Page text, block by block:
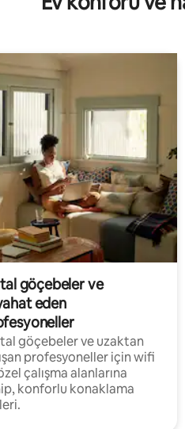
göçebeler ve
eden
göçebeler ve uzaktan
profesyoneller için wifi
çalışma alanlarına
konforlu konaklama